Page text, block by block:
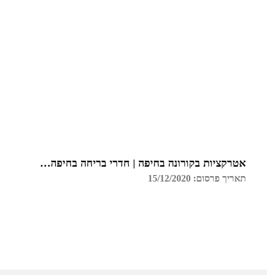
אטרקציות בקורונה בחיפה | חדרי בריחה בחיפה | גלדיאטור
תאריך פרסום: 15/12/2020